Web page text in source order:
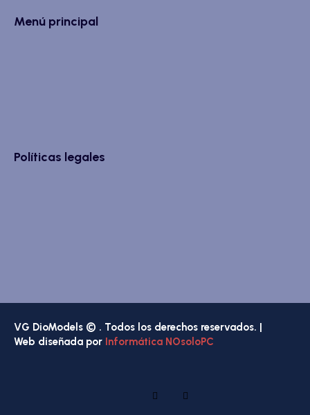
Menú principal
Políticas legales
VG DioModels © . Todos los derechos reservados. |
Web diseñada por Informática NOsoloPC